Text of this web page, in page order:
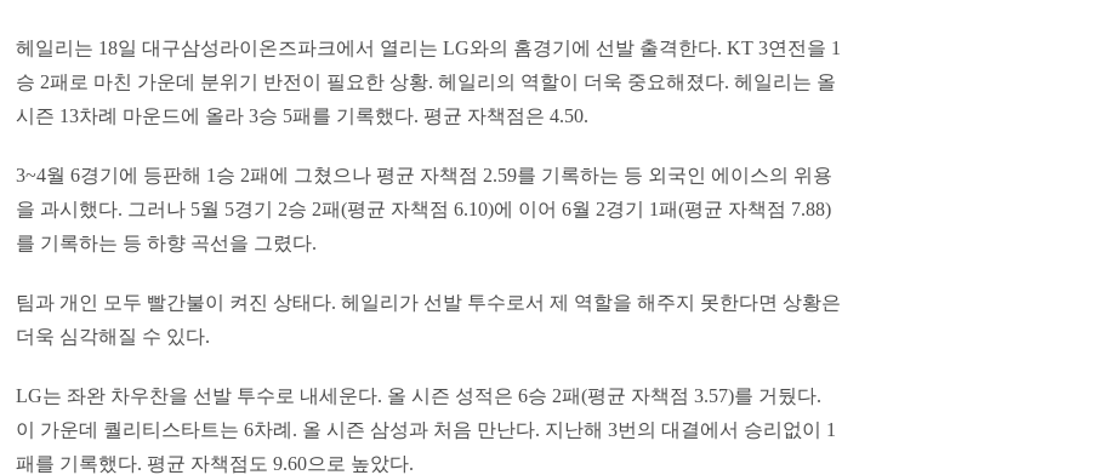
헤일리는 18일 대구삼성라이온즈파크에서 열리는 LG와의 홈경기에 선발 출격한다. KT 3연전을 1
승 2패로 마친 가운데 분위기 반전이 필요한 상황. 헤일리의 역할이 더욱 중요해졌다. 헤일리는 올
시즌 13차례 마운드에 올라 3승 5패를 기록했다. 평균 자책점은 4.50.
3~4월 6경기에 등판해 1승 2패에 그쳤으나 평균 자책점 2.59를 기록하는 등 외국인 에이스의 위용
을 과시했다. 그러나 5월 5경기 2승 2패(평균 자책점 6.10)에 이어 6월 2경기 1패(평균 자책점 7.88)
를 기록하는 등 하향 곡선을 그렸다.
팀과 개인 모두 빨간불이 켜진 상태다. 헤일리가 선발 투수로서 제 역할을 해주지 못한다면 상황은
더욱 심각해질 수 있다.
LG는 좌완 차우찬을 선발 투수로 내세운다. 올 시즌 성적은 6승 2패(평균 자책점 3.57)를 거뒀다.
이 가운데 퀄리티스타트는 6차례. 올 시즌 삼성과 처음 만난다. 지난해 3번의 대결에서 승리없이 1
패를 기록했다. 평균 자책점도 9.60으로 높았다.